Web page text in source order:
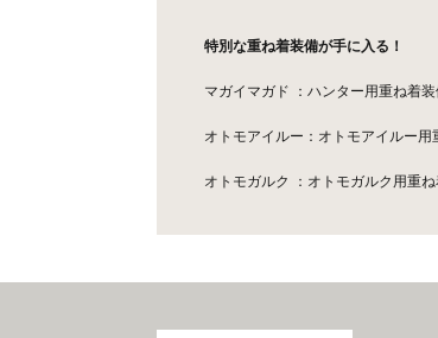
特別な重ね着装備が手に入る！
マガイマガド ：ハンター用重ね着装
オトモアイルー：オトモアイルー用
オトモガルク ：オトモガルク用重